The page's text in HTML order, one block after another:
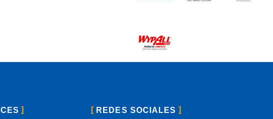
REDES SOCIALES